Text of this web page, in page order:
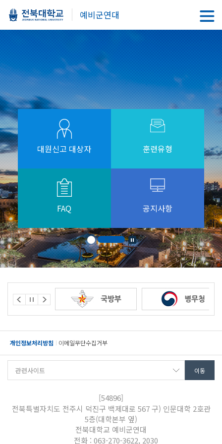
예비군연대
대원신고 대상자 훈련유형
FAQ 공지사항
개인정보처리방침 이메일무단수집거부
[54896]
전북특별자치도 전주시 덕진구 백제대로 567 구) 인문대학 2호관
5층(대학본부 옆)
전북대학교 예비군연대
전화 : 063-270-3622, 2030